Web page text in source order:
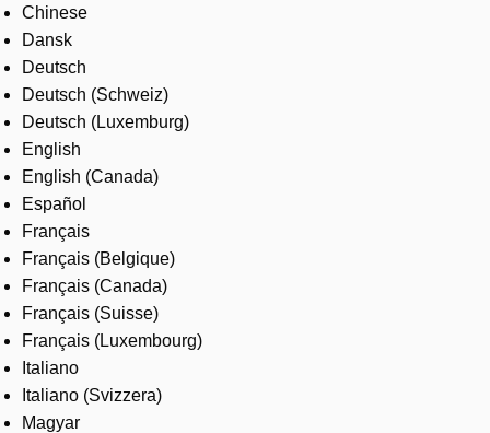
Industries
Services
About us
Where to buy
Contact us
Careers
Chinese
Dansk
Deutsch
Deutsch (Schweiz)
Deutsch (Luxemburg)
English
English (Canada)
Español
Français
Français (Belgique)
Français (Canada)
Français (Suisse)
Français (Luxembourg)
Italiano
Italiano (Svizzera)
Magyar